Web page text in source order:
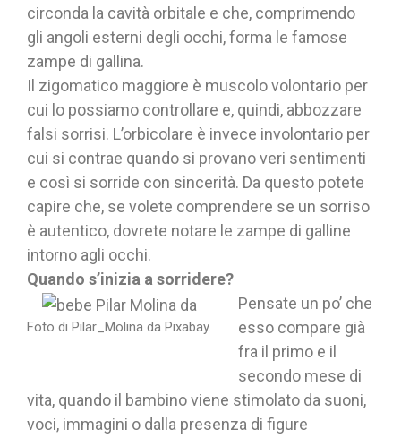
circonda la cavità orbitale e che, comprimendo
gli angoli esterni degli occhi, forma le famose
zampe di gallina.
Il zigomatico maggiore è muscolo volontario per
cui lo possiamo controllare e, quindi, abbozzare
falsi sorrisi. L’orbicolare è invece involontario per
cui si contrae quando si provano veri sentimenti
e così si sorride con sincerità. Da questo potete
capire che, se volete comprendere se un sorriso
è autentico, dovrete notare le zampe di galline
intorno agli occhi.
Quando s’inizia a sorridere?
Foto di Pilar_Molina da Pixabay.
Pensate un po’ che
esso compare già
fra il primo e il
secondo mese di
vita, quando il bambino viene stimolato da suoni,
voci, immagini o dalla presenza di figure